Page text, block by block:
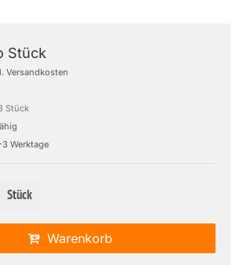
Stück
Versandkosten
Stück
Werktage
Stück
Warenkorb